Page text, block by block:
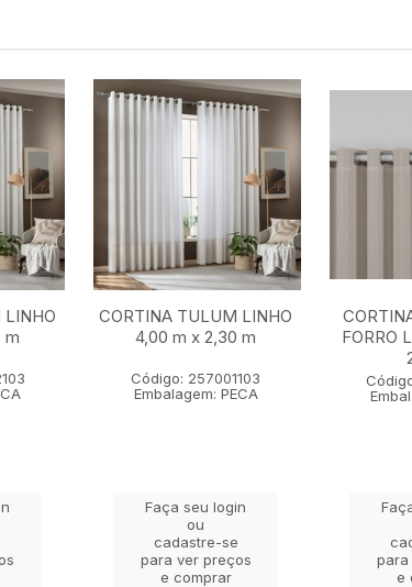
m
CORTINA TULUM LINHO
4,00 m x 2,30 m
Código: 257001103
Embalagem: PECA
Faça seu login
ou
cadastre-se
para ver preços
e comprar
FORRO
para
e